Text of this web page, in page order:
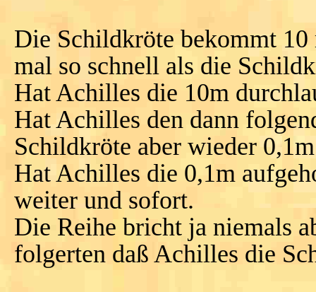
Die Schildkröte bekommt
mal so schnell als die
Hat Achilles die 10m
Hat Achilles den dann
Schildkröte aber wieder
Hat Achilles die 0,1m
weiter und sofort.
Die Reihe bricht ja niemals
folgerten daß Achilles die